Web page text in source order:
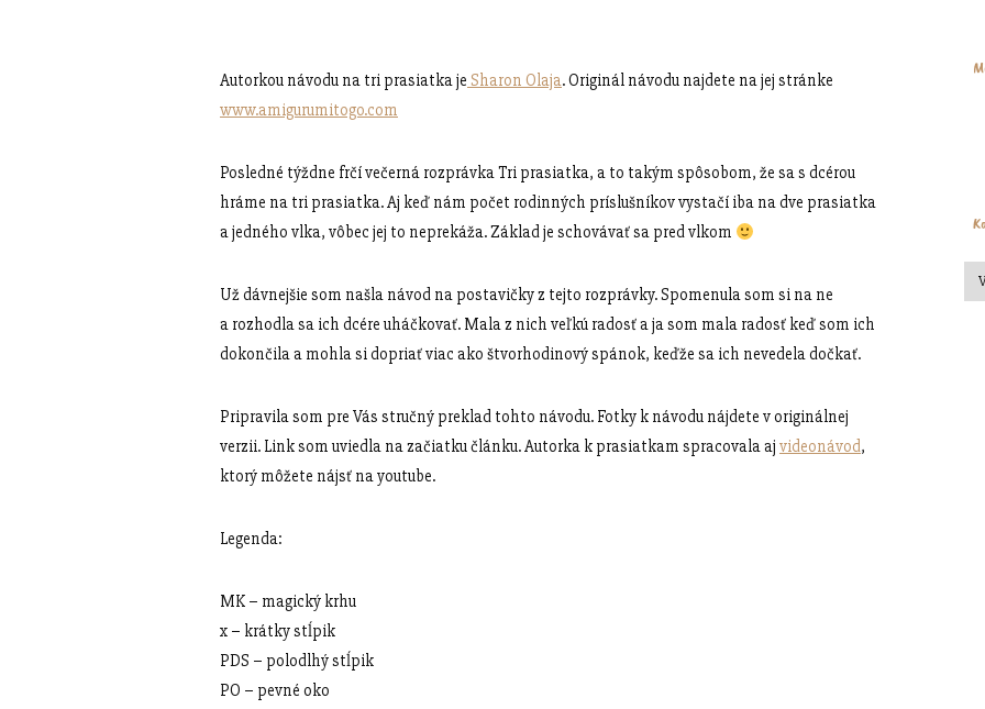
Autorkou návodu na tri prasiatka je Sharon Olaja. Originál návodu najdete na jej stránke
www.amigurumitogo.com
Posledné týždne frčí večerná rozprávka Tri prasiatka, a to takým spôsobom, že sa s dcérou
hráme na tri prasiatka. Aj keď nám počet rodinných príslušníkov vystačí iba na dve prasiatka
a jedného vlka, vôbec jej to neprekáža. Základ je schovávať sa pred vlkom
Už dávnejšie som našla návod na postavičky z tejto rozprávky. Spomenula som si na ne
a rozhodla sa ich dcére uháčkovať. Mala z nich veľkú radosť a ja som mala radosť keď som ich
dokončila a mohla si dopriať viac ako štvorhodinový spánok, keďže sa ich nevedela dočkať.
Pripravila som pre Vás stručný preklad tohto návodu. Fotky k návodu nájdete v originálnej
verzii. Link som uviedla na začiatku článku. Autorka k prasiatkam spracovala aj videonávod,
ktorý môžete nájsť na youtube.
Legenda:
MK – magický krhu
x – krátky stĺpik
PDS – polodlhý stĺpik
PO – pevné oko